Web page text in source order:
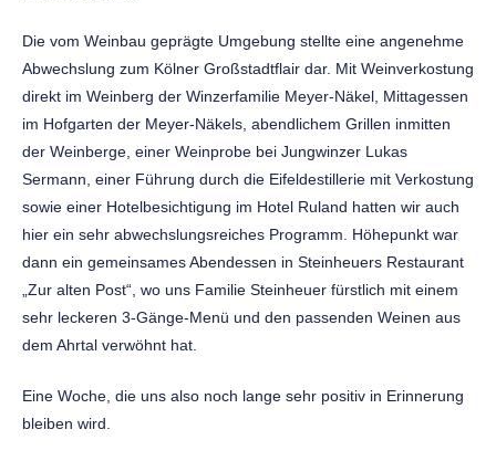
Die vom Weinbau geprägte Umgebung stellte eine angenehme
Abwechslung zum Kölner Großstadtflair dar. Mit Weinverkostung
direkt im Weinberg der Winzerfamilie Meyer-Näkel, Mittagessen
im Hofgarten der Meyer-Näkels, abendlichem Grillen inmitten
der Weinberge, einer Weinprobe bei Jungwinzer Lukas
Sermann, einer Führung durch die Eifeldestillerie mit Verkostung
sowie einer Hotelbesichtigung im Hotel Ruland hatten wir auch
hier ein sehr abwechslungsreiches Programm. Höhepunkt war
dann ein gemeinsames Abendessen in Steinheuers Restaurant
„Zur alten Post“, wo uns Familie Steinheuer fürstlich mit einem
sehr leckeren 3-Gänge-Menü und den passenden Weinen aus
dem Ahrtal verwöhnt hat.
Eine Woche, die uns also noch lange sehr positiv in Erinnerung
bleiben wird.